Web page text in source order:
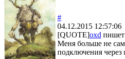
#
04.12.2015 12:57:06
[QUOTE]oxd
Меня больше не
подключения